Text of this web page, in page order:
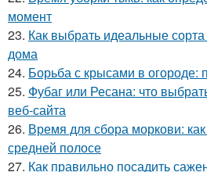
момент
23. Как выбрать идеальные
дома
24. Борьба с крысами в
25. Фубаг или Ресана: что
веб-сайта
26. Время для сбора моркови:
средней полосе
27. Как правильно посадить